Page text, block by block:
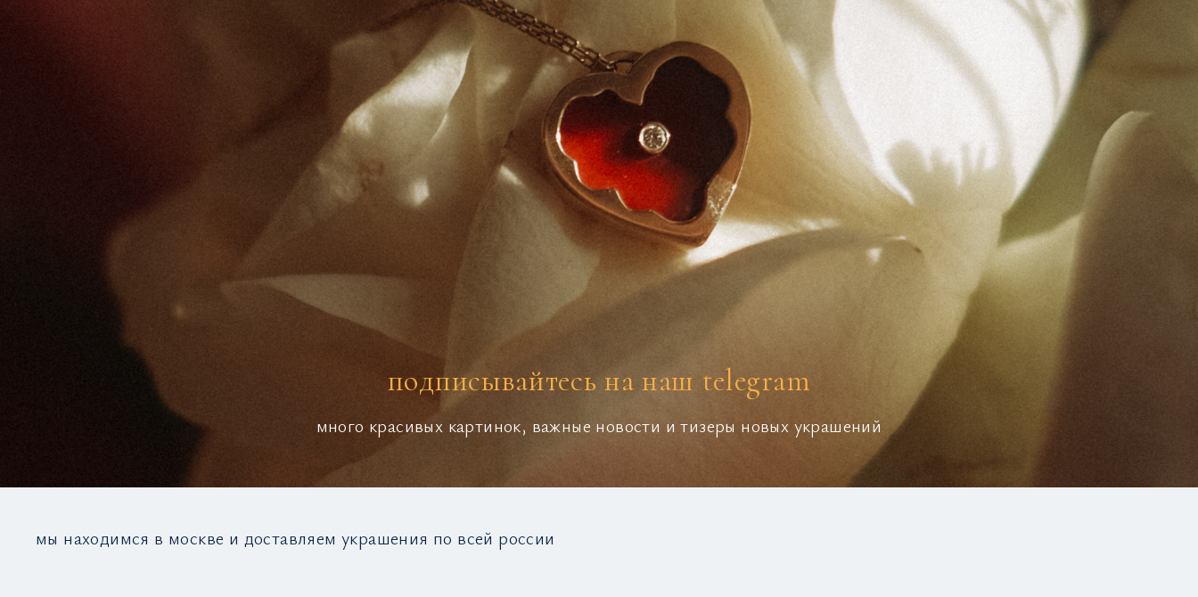
подписывайтесь на наш telegram
много красивых картинок, важные новости и тизеры новых украшений
мы находимся в москве и доставляем украшения по всей россии